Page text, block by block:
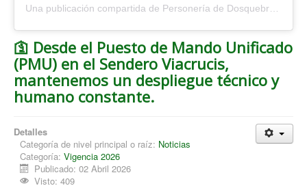
🛐 Desde el Puesto de Mando Unificado
(PMU) en el Sendero Viacrucis,
mantenemos un despliegue técnico y
humano constante.
Detalles
Categoría de nivel principal o raíz: Noticias
Categoría: Vigencia 2026
Publicado: 02 Abril 2026
Visto: 409